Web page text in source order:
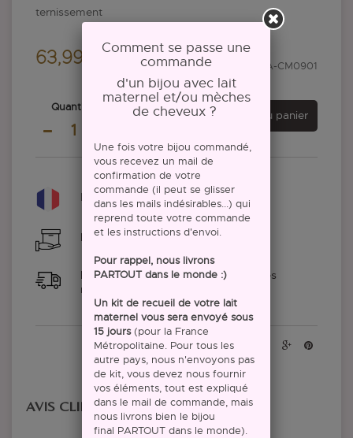
ternissement
Référence : A-CM0901
63,99 €
Quantité
Ajouter au panier
Made in France
Fabriqué à la main
Environ 3 mois et demi de délai après
réception de vos éléments
Partager :
AVIS CLIENTS
Comment se passe une
commande
d'un bijou avec lait
maternel et/ou mèches
de cheveux ?
Une fois votre bijou commandé,
vous recevez un mail de
confirmation de votre
commande (il peut se glisser
dans les mails indésirables...) qui
reprend toute votre commande
et les instructions d'envoi.
Pour rappel, nous livrons
PARTOUT dans le monde :)
Un kit de recueil de votre lait
maternel vous sera envoyé sous
15 jours(pour la France
Métropolitaine. Pour tous les
autre pays, nous n'envoyons pas
de kit, vous devez nous fournir
vos éléments, tout est expliqué
dans le mail de commande, mais
nous livrons bien le bijou
final PARTOUT dans le monde).